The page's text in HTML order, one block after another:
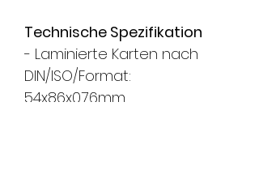
Technische Spezifikation
- Laminierte Karten nach
DIN/ISO/Format:
54x86x0.76mm